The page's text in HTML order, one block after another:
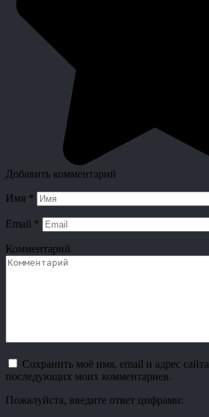
Добавить комментарий
Имя *
Email *
Комментарий
Сохранить моё имя, email и адрес
последующих моих комментариев.
Пожалуйста, введите ответ цифрами: